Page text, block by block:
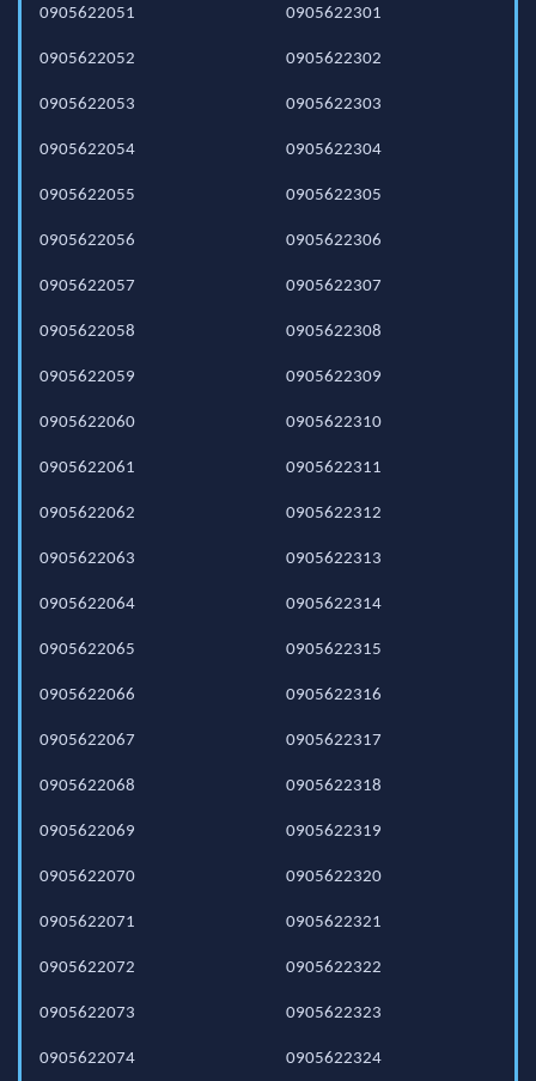
0905622051
0905622052
0905622053
0905622054
0905622055
0905622056
0905622057
0905622058
0905622059
0905622060
0905622061
0905622062
0905622063
0905622064
0905622065
0905622066
0905622067
0905622068
0905622069
0905622070
0905622071
0905622072
0905622073
0905622074
0905622301
0905622302
0905622303
0905622304
0905622305
0905622306
0905622307
0905622308
0905622309
0905622310
0905622311
0905622312
0905622313
0905622314
0905622315
0905622316
0905622317
0905622318
0905622319
0905622320
0905622321
0905622322
0905622323
0905622324